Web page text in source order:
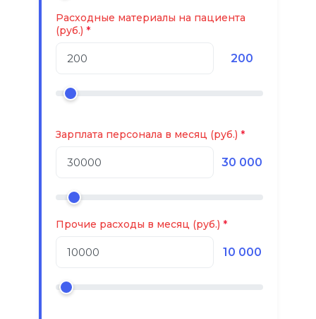
Расходные материалы на пациента
(руб.)
200
Зарплата персонала в месяц (руб.)
30 000
Прочие расходы в месяц (руб.)
10 000